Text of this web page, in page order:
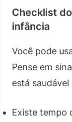
Checklist
infância
Você pode
Pense em
está saudável
Existe tempo